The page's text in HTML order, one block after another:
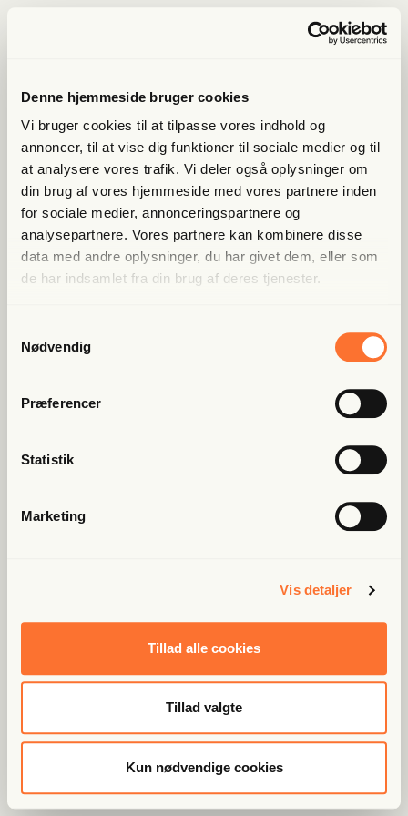
Denne hjemmeside bruger cookies
Vi bruger cookies til at tilpasse vores indhold og
annoncer, til at vise dig funktioner til sociale medier og til
at analysere vores trafik. Vi deler også oplysninger om
din brug af vores hjemmeside med vores partnere inden
for sociale medier, annonceringspartnere og
analysepartnere. Vores partnere kan kombinere disse
data med andre oplysninger, du har givet dem, eller som
de har indsamlet fra din brug af deres tjenester.
Nødvendig
Præferencer
Statistik
Marketing
Vis detaljer
Tillad alle cookies
Tillad valgte
Kun nødvendige cookies